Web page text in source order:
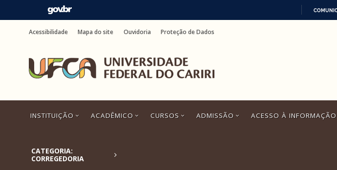
para
para
busca
rodapé
Acessibilidade Mapa do site Ouvidoria Proteção de Dados
INSTITUIÇÃO ACADÊMICO CURSOS ADMISSÃO ACESSO À
CATEGORIA:
CORREGEDORIA